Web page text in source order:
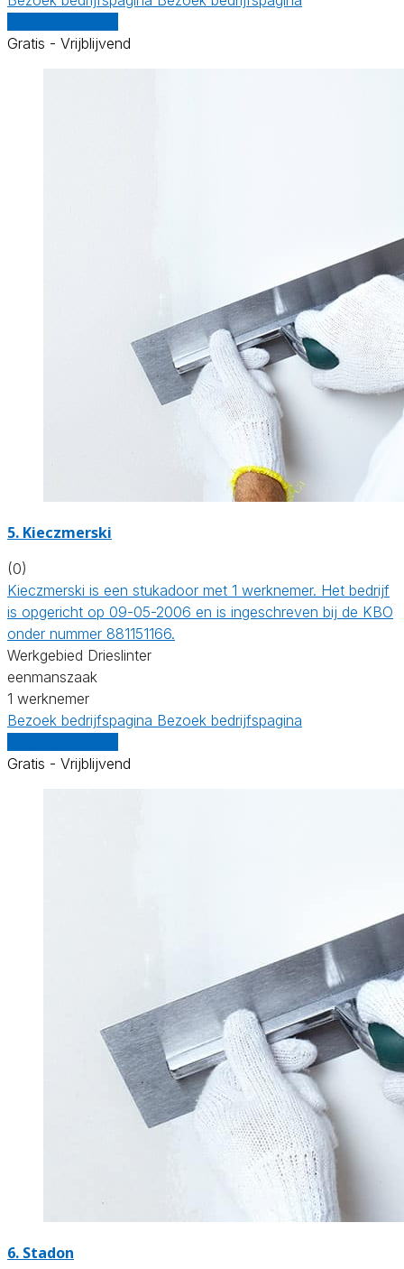
Gratis - Vrijblijvend
5. Kieczmerski
(0)
Kieczmerski is een stukadoor met 1 werknemer. Het bedrijf
is opgericht op 09-05-2006 en is ingeschreven bij de KBO
onder nummer 881151166.
Werkgebied Drieslinter
eenmanszaak
1 werknemer
Bezoek bedrijfspagina Bezoek bedrijfspagina
Gratis - Vrijblijvend
6. Stadon